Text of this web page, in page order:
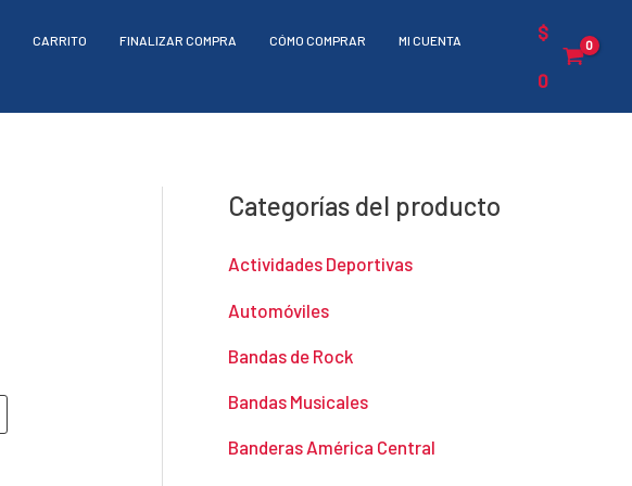
CARRITO FINALIZAR COMPRA CÓMO COMPRAR MI CUENTA $
0
Categorías del producto
Actividades Deportivas
Automóviles
Bandas de Rock
Bandas Musicales
Banderas América Central